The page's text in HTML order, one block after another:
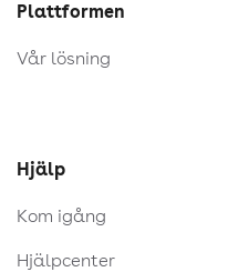
Plattformen
Vår lösning
Hjälp
Kom igång
Hjälpcenter